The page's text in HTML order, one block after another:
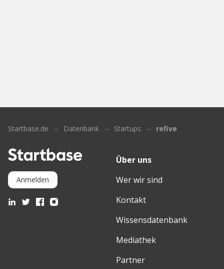
Startbase.de Datenbank Startups refive
Anmelden
Über uns
Wer wir sind
Kontakt
Wissensdatenbank
Mediathek
Partner